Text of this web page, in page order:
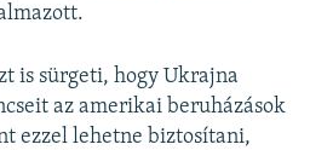
is sürgeti, hogy Ukrajna
az amerikai beruházások
ezzel lehetne biztosítani,